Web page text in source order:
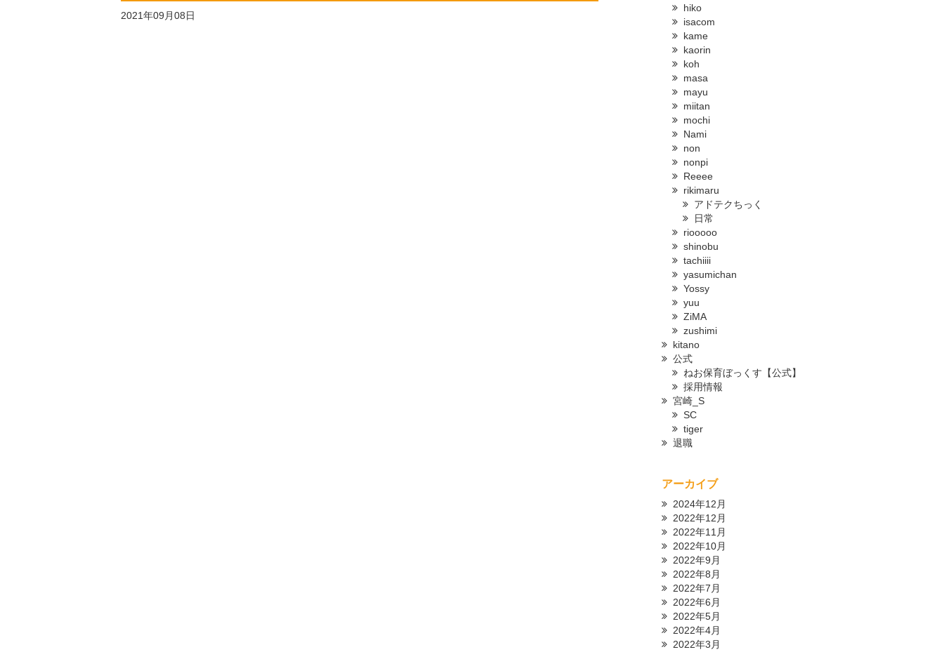
2021年09月08日
hiko
isacom
kame
kaorin
koh
masa
mayu
miitan
mochi
Nami
non
nonpi
Reeee
rikimaru
アドテクちっく
日常
riooooo
shinobu
tachiiii
yasumichan
Yossy
yuu
ZiMA
zushimi
kitano
公式
ねお保育ぼっくす【公式】
採用情報
宮崎_S
SC
tiger
退職
アーカイブ
2024年12月
2022年12月
2022年11月
2022年10月
2022年9月
2022年8月
2022年7月
2022年6月
2022年5月
2022年4月
2022年3月